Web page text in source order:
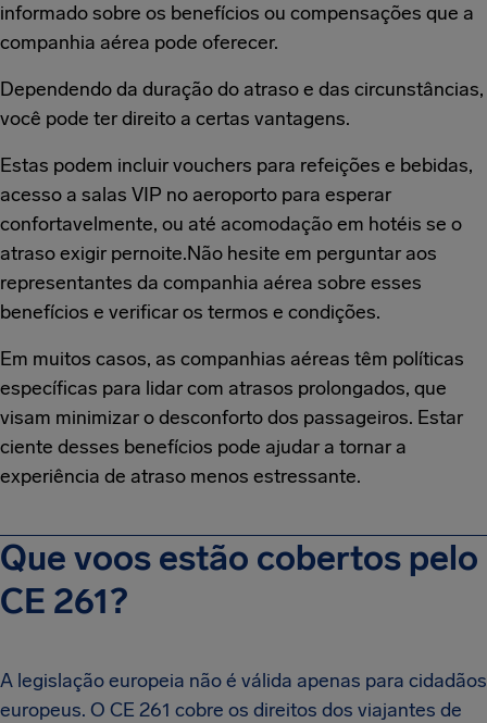
informado sobre os benefícios ou compensações que a
companhia aérea pode oferecer.
Dependendo da duração do atraso e das circunstâncias,
você pode ter direito a certas vantagens.
Estas podem incluir vouchers para refeições e bebidas,
acesso a salas VIP no aeroporto para esperar
confortavelmente, ou até acomodação em hotéis se o
atraso exigir pernoite.Não hesite em perguntar aos
representantes da companhia aérea sobre esses
benefícios e verificar os termos e condições.
Em muitos casos, as companhias aéreas têm políticas
específicas para lidar com atrasos prolongados, que
visam minimizar o desconforto dos passageiros. Estar
ciente desses benefícios pode ajudar a tornar a
experiência de atraso menos estressante.
Que voos estão cobertos pelo
CE 261?
A legislação europeia não é válida apenas para cidadãos
europeus. O CE 261 cobre os direitos dos viajantes de